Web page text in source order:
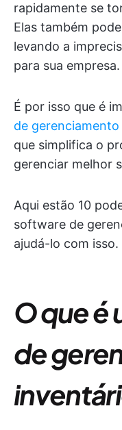
rapidamente se
Elas também
levando a
para sua empresa.
É por isso que é
de
que simplifica o
gerenciar melhor
Aqui estão 10
software de
ajudá-lo com
O que é
de